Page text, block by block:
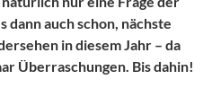
dann auch schon, nächste
in diesem Jahr – da
Überraschungen. Bis dahin!